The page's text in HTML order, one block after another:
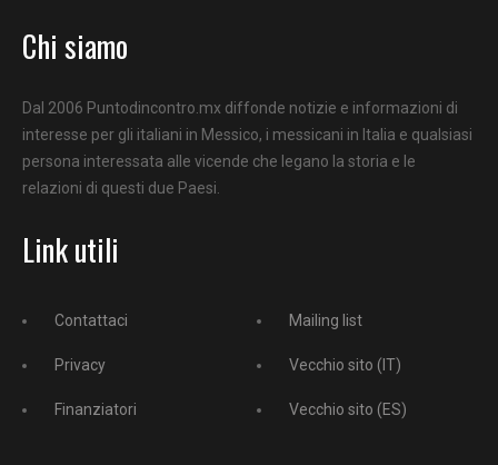
Chi siamo
Dal 2006 Puntodincontro.mx diffonde notizie e informazioni di
interesse per gli italiani in Messico, i messicani in Italia e qualsiasi
persona interessata alle vicende che legano la storia e le
relazioni di questi due Paesi.
Link utili
Contattaci
Privacy
Finanziatori
Mailing list
Vecchio sito (IT)
Vecchio sito (ES)